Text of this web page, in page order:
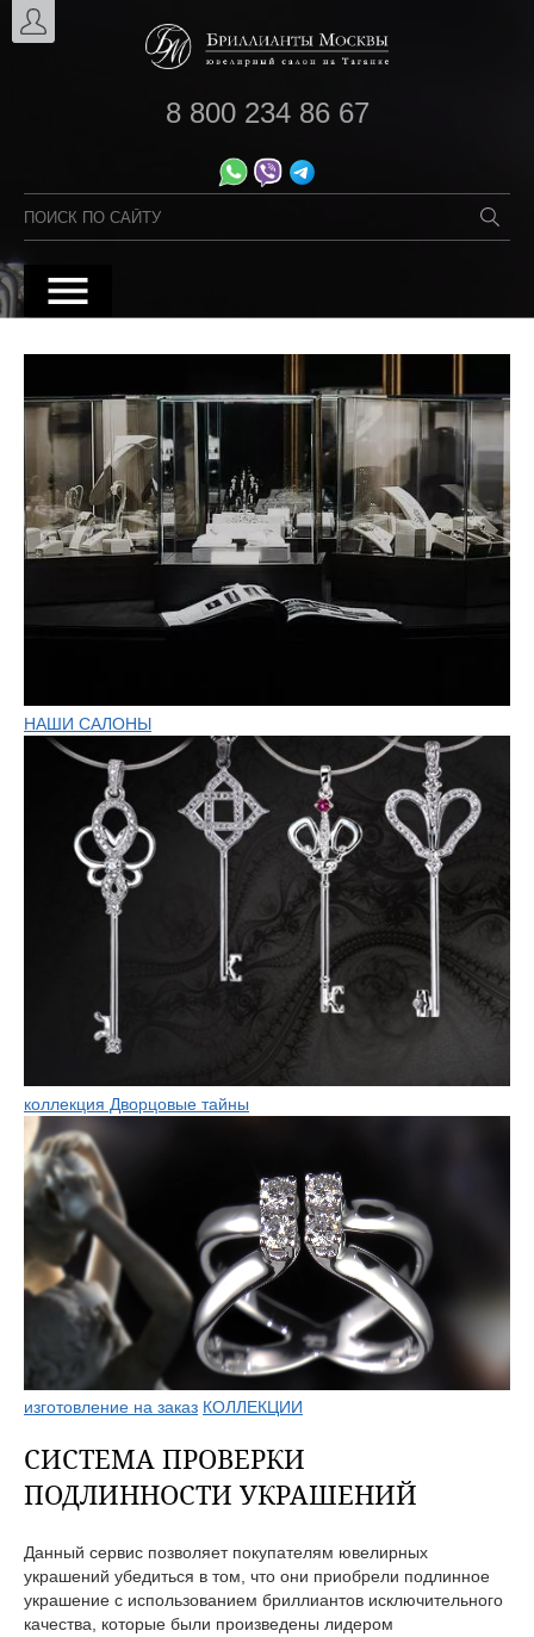
8 800 234 86 67
НАШИ САЛОНЫ
коллекция Дворцовые тайны
изготовление на заказ КОЛЛЕКЦИИ
СИСТЕМА ПРОВЕРКИ
ПОДЛИННОСТИ УКРАШЕНИЙ
Данный сервис позволяет покупателям ювелирных
украшений убедиться в том, что они приобрели подлинное
украшение с использованием бриллиантов исключительного
качества, которые были произведены лидером